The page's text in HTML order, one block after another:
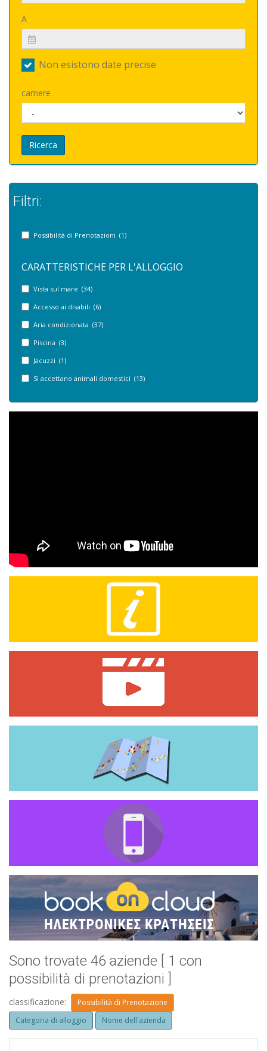
A
Non esistono date precise
camere
Ricerca
Filtri:
Possibilità di Prenotazioni (1)
CARATTERISTICHE PER L'ALLOGGIO
Vista sul mare (34)
Accesso ai disabili (6)
Aria condizionata (37)
Piscina (3)
Jacuzzi (1)
Si accettano animali domestici (13)
Sono trovate 46 aziende [ 1 con
possibilità di prenotazioni ]
classificazione:
Possibilità di Prenotazione
Categoria di alloggio
Nome dell'azienda